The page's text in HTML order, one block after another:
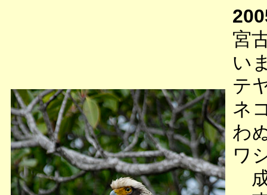
宮
い
テ
ネ
わ
ワ
成